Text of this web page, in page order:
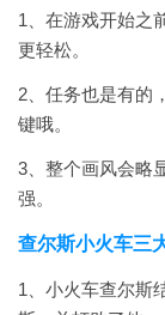
1、在游戏开始之
更轻松。
2、任务也是有的
键哦。
3、整个画风会略
强。
查尔斯小火车三
1、小火车查尔斯